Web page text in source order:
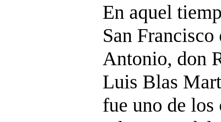
En aquel
San
Antonio, don
Luis Blas
fue uno de los